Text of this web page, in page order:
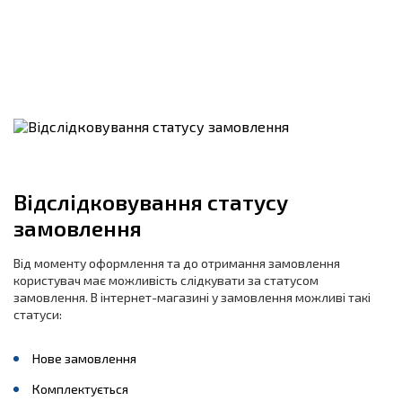
Відслідковування статусу
замовлення
Від моменту оформлення та до отримання замовлення
користувач має можливість слідкувати за статусом
замовлення. В інтернет-магазині у замовлення можливі такі
статуси:
Нове замовлення
Комплектується